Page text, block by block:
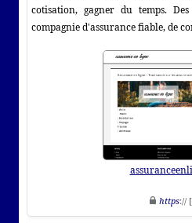
cotisation, gagner du temps.
compagnie d'assurance fiable, de
https://